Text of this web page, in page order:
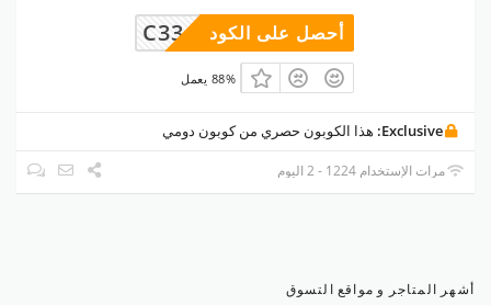
C33 أحصل على الكود
88% يعمل
Exclusive: هذا الكوبون حصري من كوبون دومي
مرات الإستخدام 1224 - 2 اليوم
أشهر المتاجر و مواقع التسوق